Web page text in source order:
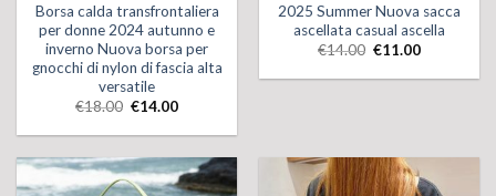
Borsa calda transfrontaliera
per donne 2024 autunno e
inverno Nuova borsa per
gnocchi di nylon di fascia alta
versatile
€18.00 €14.00
2025 Summer Nuova sacca
ascellata casual ascella
€14.00 €11.00